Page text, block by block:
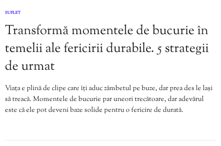
SUFLET
Transformă momentele de bucurie în
temelii ale fericirii durabile. 5 strategii
de urmat
Viața e plină de clipe care îți aduc zâmbetul pe buze, dar prea des le lași
să treacă. Momentele de bucurie par uneori trecătoare, dar adevărul
este că ele pot deveni baze solide pentru o fericire de durată.